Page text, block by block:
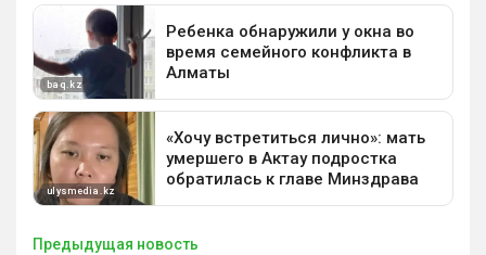
Предыдущая новость